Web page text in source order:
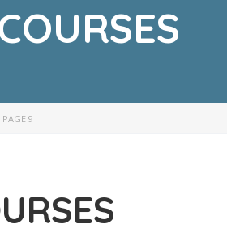
PAGE 9